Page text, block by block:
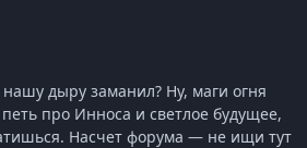
дыру заманил? Ну, маги огня
про Инноса и светлое будущее,
Насчет форума — не ищи тут